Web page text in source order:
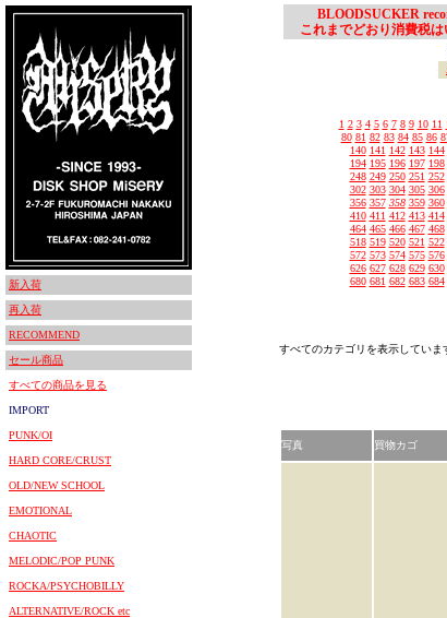
新入荷
再入荷
RECOMMEND
セール商品
すべての商品を見る
IMPORT
PUNK/OI
HARD CORE/CRUST
OLD/NEW SCHOOL
EMOTIONAL
CHAOTIC
MELODIC/POP PUNK
ROCKA/PSYCHOBILLY
ALTERNATIVE/ROCK etc
BLOODSUCKER
これまでどおり消費税
1 2 3 4 5 6 7 8 9 10 11
80 81 82 83 84 85 86
140 141 142 143 144
194 195 196 197 198
248 249 250 251 252
302 303 304 305 306
356 357 358 359 360
410 411 412 413 414
464 465 466 467 468
518 519 520 521 522
572 573 574 575 576
626 627 628 629 630
680 681 682 683 684
すべてのカテゴリを表示していま
写真 買物カゴ